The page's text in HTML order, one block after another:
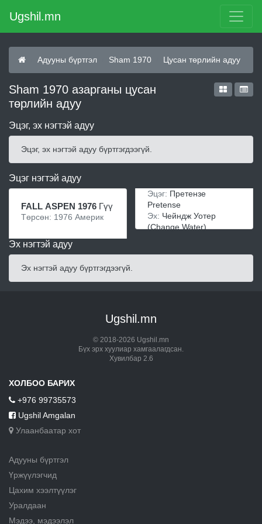
Ugshil.mn
Адууны бүртгэл Sham 1970 Цусан төрлийн адуу
Sham 1970 азарганы цусан
төрлийн адуу
Эцэг, эх нэгтэй адуу
Эцэг, эх нэгтэй адуу бүртгэгдээгүй.
Эцэг нэгтэй адуу
FALL ASPEN 1976 Гүү
Төрсөн: 1976 Америк
Эцэг: Претензе
Pretense
Эх: Чейндж Уотер
(Change Water)
Эх нэгтэй адуу
Эх нэгтэй адуу бүртгэгдээгүй.
Ugshil.mn
© 2018-2026 Ugshil.mn
Бүх эрх хуулиар хамгаалагдсан.
Хувилбар 2.6
ХОЛБОО БАРИХ
+976 99735573
Ugshil Amgalan
Улаанбаатар хот
Адууны бүртгэл
Үржүүлэгчид
Цахим хээлтүүлэг
Уралдаан
Мэдээ, мэдээлэл